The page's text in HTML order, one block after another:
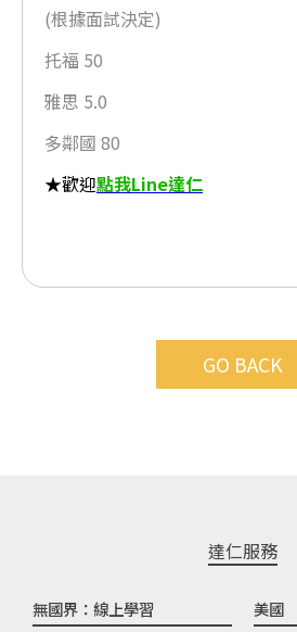
(根據面試決定)
托福 50
雅思 5.0
多鄰國 80
★歡迎點我Line達仁
GO BACK
達仁服務
無國界：線上學習
美國